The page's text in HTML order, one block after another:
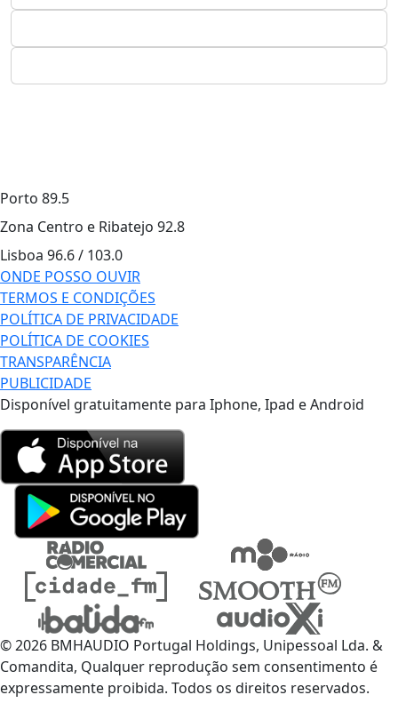
Porto 89.5
Zona Centro e Ribatejo 92.8
Lisboa 96.6 / 103.0
ONDE POSSO OUVIR
TERMOS E CONDIÇÕES
POLÍTICA DE PRIVACIDADE
POLÍTICA DE COOKIES
TRANSPARÊNCIA
PUBLICIDADE
Disponível gratuitamente para Iphone, Ipad e Android
© 2026 BMHAUDIO Portugal Holdings, Unipessoal Lda. &
Comandita, Qualquer reprodução sem consentimento é
expressamente proibida. Todos os direitos reservados.